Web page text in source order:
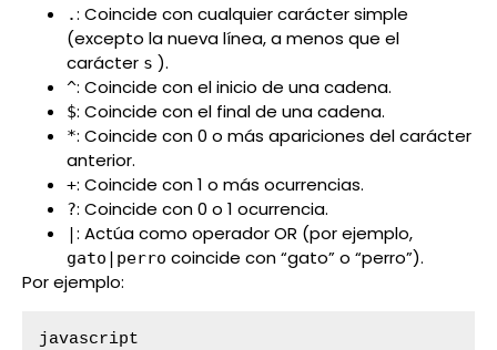
.: Coincide con cualquier carácter simple
(excepto la nueva línea, a menos que el
carácter s ).
^: Coincide con el inicio de una cadena.
$: Coincide con el final de una cadena.
*: Coincide con 0 o más apariciones del carácter
anterior.
+: Coincide con 1 o más ocurrencias.
?: Coincide con 0 o 1 ocurrencia.
|: Actúa como operador OR (por ejemplo,
gato|perro coincide con “gato” o “perro”).
Por ejemplo:
javascript